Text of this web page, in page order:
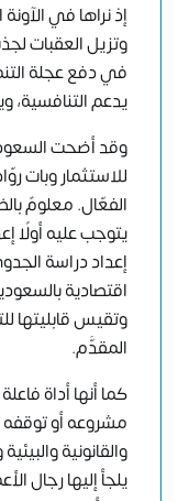
إذ نراها في
وتزيل العقبات
في دفع عجلة
يدعم التنافسية،
وقد أضحت
للاستثمار وبات
الفعّال. معلومٌ
يتوجب عليه أولًا
إعداددراسة
اقتصادية
وتقيس قابليتها
المقدَّم.
كما أنها أداة
مشروعه أو توقفه
والقانونية
يلجأ إليها رجال